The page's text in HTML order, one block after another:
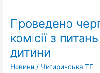
Проведено
комісії з
дитини
Новини / Чигиринська ТГ
засідання
з
питань
захисту